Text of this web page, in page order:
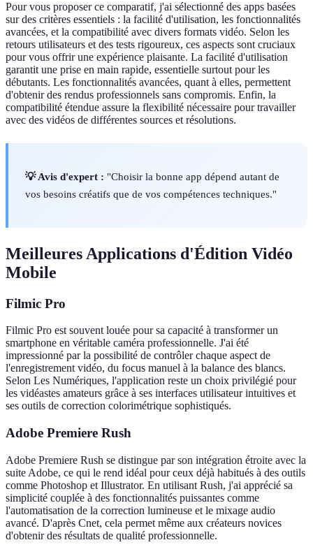
Pour vous proposer ce comparatif, j'ai sélectionné des apps basées
sur des critères essentiels : la facilité d'utilisation, les fonctionnalités
avancées, et la compatibilité avec divers formats vidéo. Selon les
retours utilisateurs et des tests rigoureux, ces aspects sont cruciaux
pour vous offrir une expérience plaisante. La facilité d'utilisation
garantit une prise en main rapide, essentielle surtout pour les
débutants. Les fonctionnalités avancées, quant à elles, permettent
d'obtenir des rendus professionnels sans compromis. Enfin, la
compatibilité étendue assure la flexibilité nécessaire pour travailler
avec des vidéos de différentes sources et résolutions.
💡 Avis d'expert : "Choisir la bonne app dépend autant de
vos besoins créatifs que de vos compétences techniques."
Meilleures Applications d'Édition Vidéo
Mobile
Filmic Pro
Filmic Pro est souvent louée pour sa capacité à transformer un
smartphone en véritable caméra professionnelle. J'ai été
impressionné par la possibilité de contrôler chaque aspect de
l'enregistrement vidéo, du focus manuel à la balance des blancs.
Selon Les Numériques, l'application reste un choix privilégié pour
les vidéastes amateurs grâce à ses interfaces utilisateur intuitives et
ses outils de correction colorimétrique sophistiqués.
Adobe Premiere Rush
Adobe Premiere Rush se distingue par son intégration étroite avec la
suite Adobe, ce qui le rend idéal pour ceux déjà habitués à des outils
comme Photoshop et Illustrator. En utilisant Rush, j'ai apprécié sa
simplicité couplée à des fonctionnalités puissantes comme
l'automatisation de la correction lumineuse et le mixage audio
avancé. D'après Cnet, cela permet même aux créateurs novices
d'obtenir des résultats de qualité professionnelle.